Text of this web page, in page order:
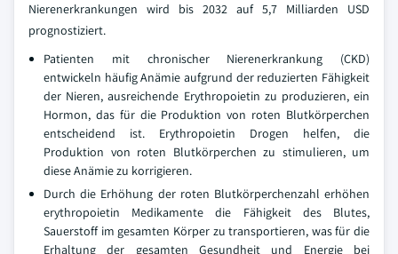
Nierenerkrankungen wird bis 2032 auf 5,7 Milliarden USD
prognostiziert.
Patienten mit chronischer Nierenerkrankung (CKD)
entwickeln häufig Anämie aufgrund der reduzierten Fähigkeit
der Nieren, ausreichende Erythropoietin zu produzieren, ein
Hormon, das für die Produktion von roten Blutkörperchen
entscheidend ist. Erythropoietin Drogen helfen, die
Produktion von roten Blutkörperchen zu stimulieren, um
diese Anämie zu korrigieren.
Durch die Erhöhung der roten Blutkörperchenzahl erhöhen
erythropoietin Medikamente die Fähigkeit des Blutes,
Sauerstoff im gesamten Körper zu transportieren, was für die
Erhaltung der gesamten Gesundheit und Energie bei